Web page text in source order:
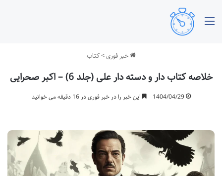
خبر فوری>کتاب
خلاصه کتاب دار و دسته دار علی (جلد 6) – اکبر صحرایی
1404/04/29 این خبر را در خبر فوری در 16 دقیقه می خوانید